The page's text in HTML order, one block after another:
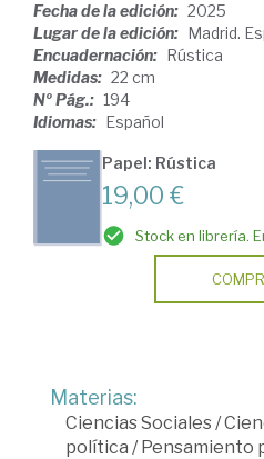
Fecha de la edición: 2025
Lugar de la edición: Madrid.
Encuadernación: Rústica
Medidas: 22 cm
Nº Pág.: 194
Idiomas: Español
Papel: Rústica
19,00 €
Stock en librería.
Materias:
Ciencias Sociales /
política /Pensamiento